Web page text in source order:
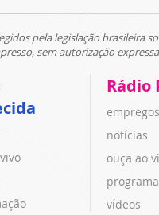
pela legislação brasileira
sem autorização
Rádio
empregos
notícias
ouça ao
vídeos